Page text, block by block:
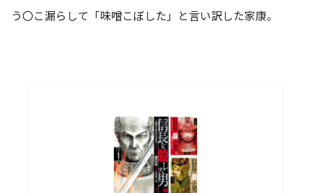
う〇こ漏らして「味噌こぼした」と言い訳した家康。